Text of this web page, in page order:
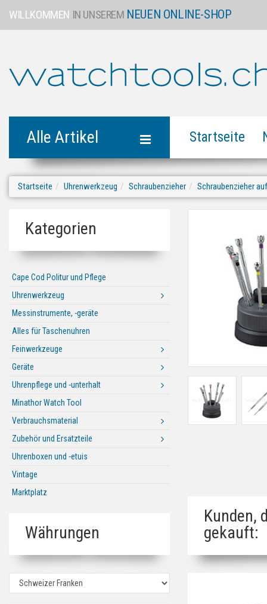
WILLKOMMEN IN UNSEREM NEUEN ONLINE-SHOP
Alle Artikel Startseite
Startseite Uhrenwerkzeug Schraubenzieher Schraubenzieher
Kategorien
Cape Cod Politur und Pflege
Uhrenwerkzeug
Messinstrumente, -geräte
Alles für Taschenuhren
Feinwerkzeuge
Geräte
Uhrenpflege und -unterhalt
Minathor Watch Tool
Verbrauchsmaterial
Zubehör und Ersatzteile
Uhrenboxen und -etuis
Vintage
Marktplatz
Währungen
Kunden,
gekauft: